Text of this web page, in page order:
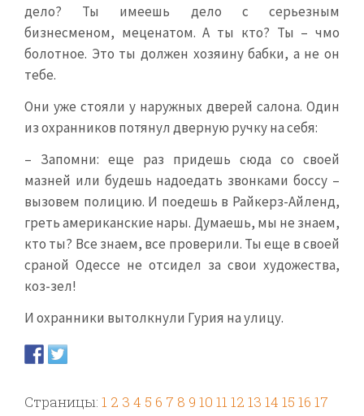
дело? Ты имеешь дело с серьезным
бизнесменом, меценатом. А ты кто? Ты – чмо
болотное. Это ты должен хозяину бабки, а не он
тебе.
Они уже стояли у наружных дверей салона. Один
из охранников потянул дверную ручку на себя:
– Запомни: еще раз придешь сюда со своей
мазней или будешь надоедать звонками боссу –
вызовем полицию. И поедешь в Райкерз-Айленд,
греть американские нары. Думаешь, мы не знаем,
кто ты? Все знаем, все проверили. Ты еще в своей
сраной Одессе не отсидел за свои художества,
коз-зел!
И охранники вытолкнули Гурия на улицу.
Страницы: 1 2 3 4 5 6 7 8 9 10 1112 13 14 15 16 17